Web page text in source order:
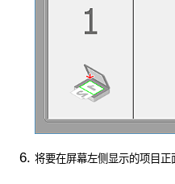
将要在屏幕左侧显示的项目正